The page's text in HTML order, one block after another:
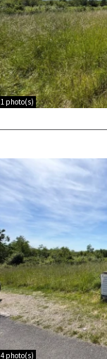
1 photo(s)
4 photo(s)